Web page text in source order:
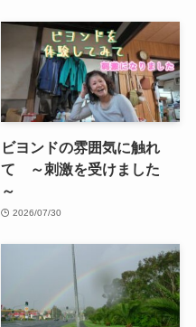
ビヨンドの雰囲気に触れ
て ～刺激を受けました
～
2026/07/30